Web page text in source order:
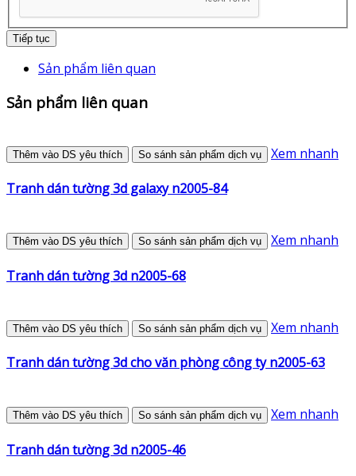
Tiếp tục
Sản phẩm liên quan
Sản phẩm liên quan
Thêm vào DS yêu thích So sánh sản phẩm dịch vụ Xem nhanh
Tranh dán tường 3d galaxy n2005-84
Thêm vào DS yêu thích So sánh sản phẩm dịch vụ Xem nhanh
Tranh dán tường 3d n2005-68
Thêm vào DS yêu thích So sánh sản phẩm dịch vụ Xem nhanh
Tranh dán tường 3d cho văn phòng công ty n2005-63
Thêm vào DS yêu thích So sánh sản phẩm dịch vụ Xem nhanh
Tranh dán tường 3d n2005-46